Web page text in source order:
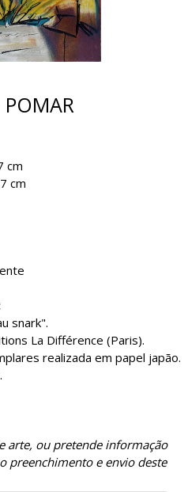
POMAR
cm
cm
snark".
La Différence (Paris).
realizada em papel japão.
arte, ou pretende informação
preenchimento e envio deste